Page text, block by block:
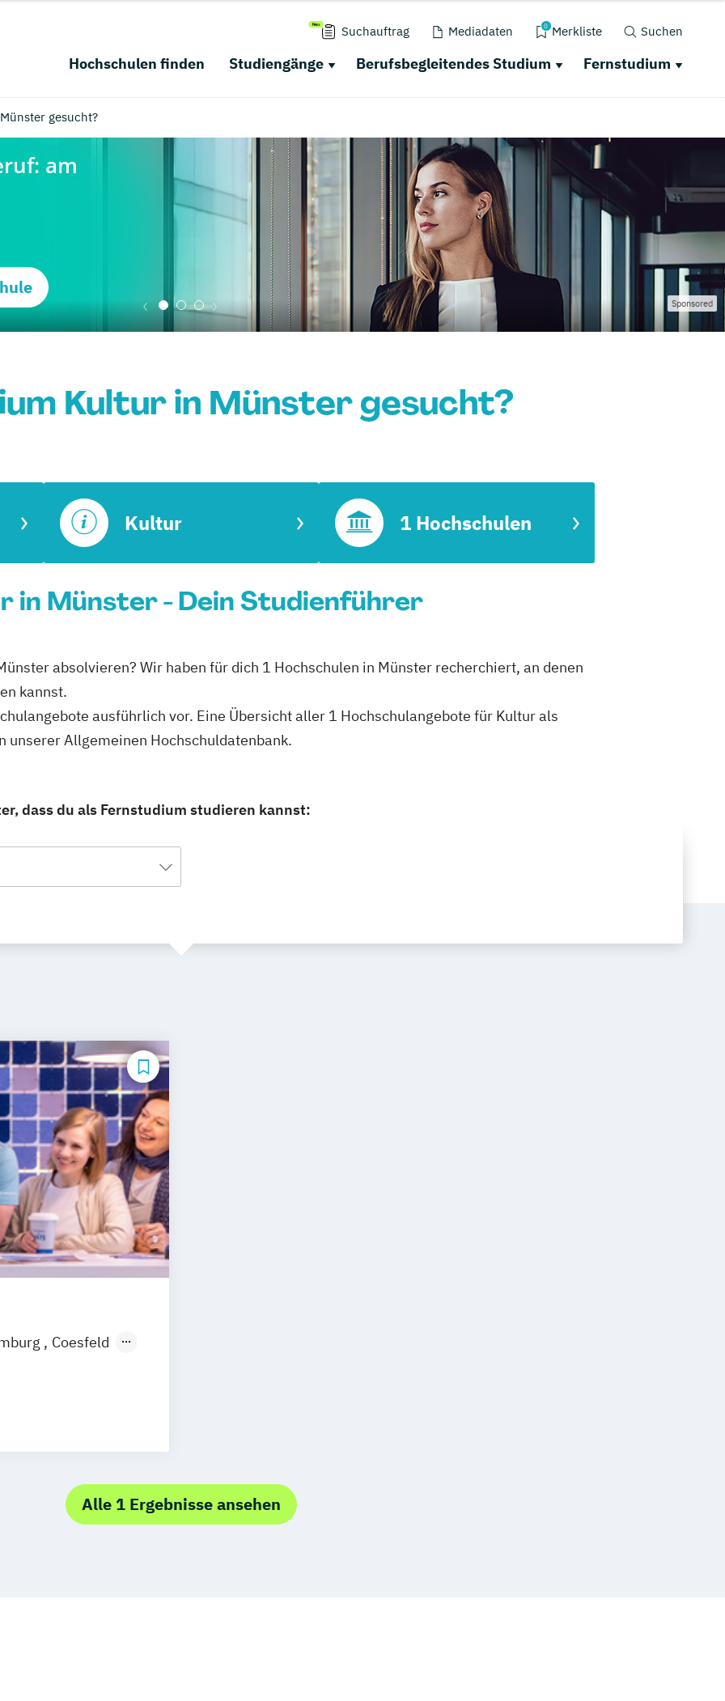
Suchauftrag Mediadaten 0 Merkliste Suchen
Hochschulen finden Studiengänge Berufsbegleitendes Studium Fernstudium
gesucht?
Sponsored
Kultur in Münster gesucht?
Kultur 1 Hochschulen
in Münster - Dein Studienführer
absolvieren? Wir haben für dich 1 Hochschulen in Münster recherchiert, an denen
kannst.
ausführlich vor. Eine Übersicht aller 1 Hochschulangebote für Kultur als
unserer Allgemeinen Hochschuldatenbank.
dass du als Fernstudium studieren kannst:
Coesfeld
Umfeld für die
beruflichen
Alle 1 Ergebnisse ansehen